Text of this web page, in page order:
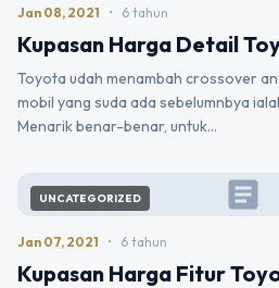
Jan 08, 2021 • 6 tahun
Kupasan Harga Detail
Toyota udah menambah crossover
mobil yang suda ada sebelumnbya
Menarik benar-benar, untuk…
article
UNCATEGORIZED
Jan 07, 2021 • 6 tahun
Kupasan Harga Fitur